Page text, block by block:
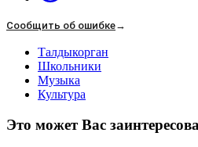
Сообщить об ошибке→
Талдыкорган
Школьники
Музыка
Культура
Это может Вас